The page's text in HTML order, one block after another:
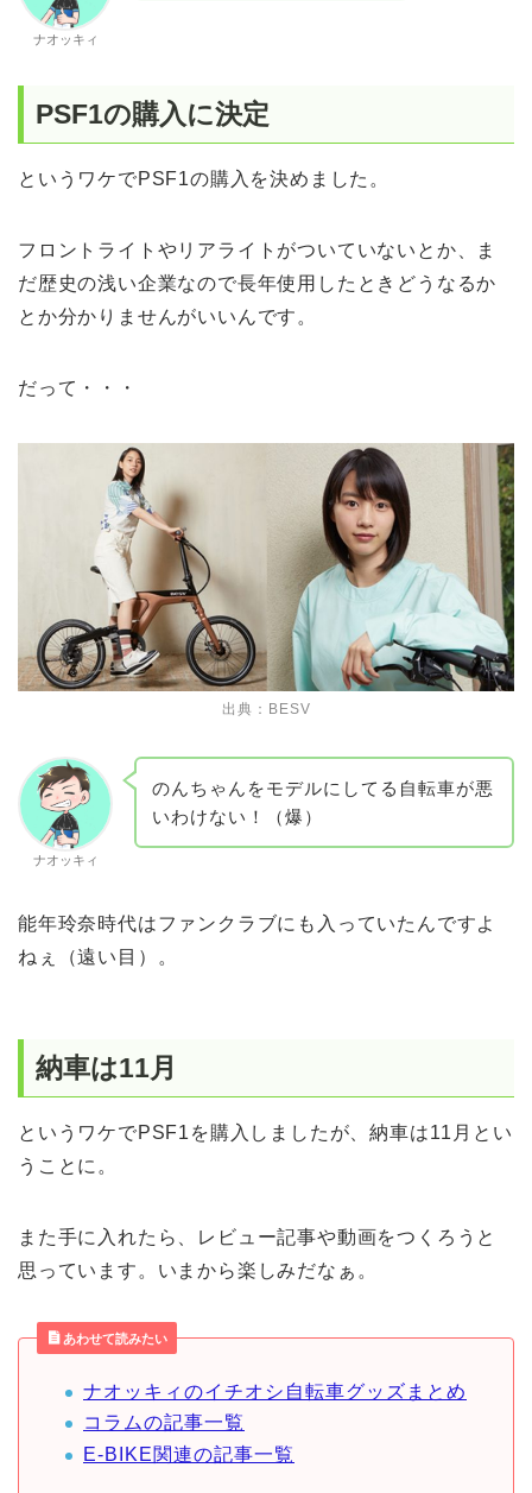
ナオッキィ
PSF1の購入に決定
というワケでPSF1の購入を決めました。
フロントライトやリアライトがついていないとか、ま
だ歴史の浅い企業なので長年使用したときどうなるか
とか分かりませんがいいんです。
だって・・・
出典： BESV
ナオッキィ
のんちゃんをモデルにしてる自転車が悪
いわけない！（爆）
能年玲奈時代はファンクラブにも入っていたんですよ
ねぇ（遠い目）。
納車は11月
というワケでPSF1を購入しましたが、納車は11月とい
うことに。
また手に入れたら、レビュー記事や動画をつくろうと
思っています。いまから楽しみだなぁ。
あわせて読みたい
ナオッキィのイチオシ自転車グッズまとめ
コラムの記事一覧
E-BIKE関連の記事一覧